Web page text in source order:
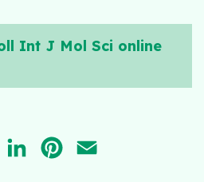
Int J Mol Sci online
LINKEDINPINTEREST